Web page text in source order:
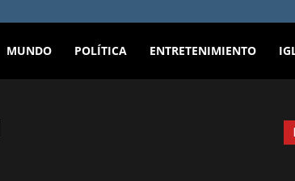
MUNDO POLÍTICA ENTRETENIMIENTO